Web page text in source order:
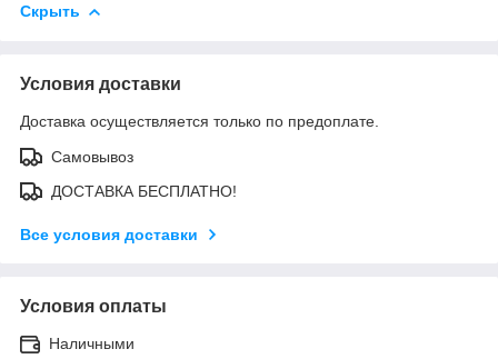
Скрыть
Условия доставки
Доставка осуществляется только по предоплате.
Самовывоз
ДОСТАВКА БЕСПЛАТНО!
Все условия доставки
Условия оплаты
Наличными